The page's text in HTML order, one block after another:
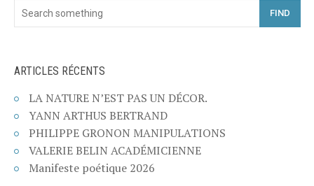
FIND
ARTICLES RÉCENTS
LA NATURE N’EST PAS UN DÉCOR.
YANN ARTHUS BERTRAND
PHILIPPE GRONON MANIPULATIONS
VALERIE BELIN ACADÉMICIENNE
Manifeste poétique 2026